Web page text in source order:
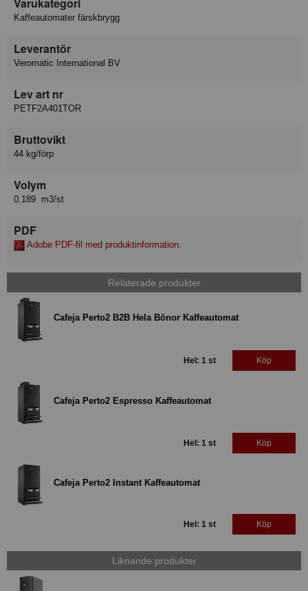
Varukategori
Kaffeautomater färskbrygg
Leverantör
Veromatic International BV
Lev art nr
PETF2A401TOR
Bruttovikt
44 kg/förp
Volym
0.189 m3/st
PDF
Adobe PDF-fil med produktinformation.
Relaterade produkter
Cafeja Perto2 B2B Hela Bönor Kaffeautomat
Hel: 1 st Köp
Cafeja Perto2 Espresso Kaffeautomat
Hel: 1 st Köp
Cafeja Perto2 Instant Kaffeautomat
Hel: 1 st Köp
Liknande produkter